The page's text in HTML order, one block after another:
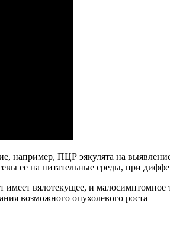
например, ПЦР эякулята на
ее на питательные среды, при
имеет вялотекущее, и
возможного опухолевого роста